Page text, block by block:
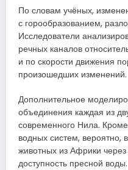
По словам учёных,
с горообразованием,
Исследователи
речных каналов
и по скорости движения
произошедших изменений.
Дополнительное
объединения каждая из
современного Нила.
водных систем,
животных из Африки
доступность пресной воды.